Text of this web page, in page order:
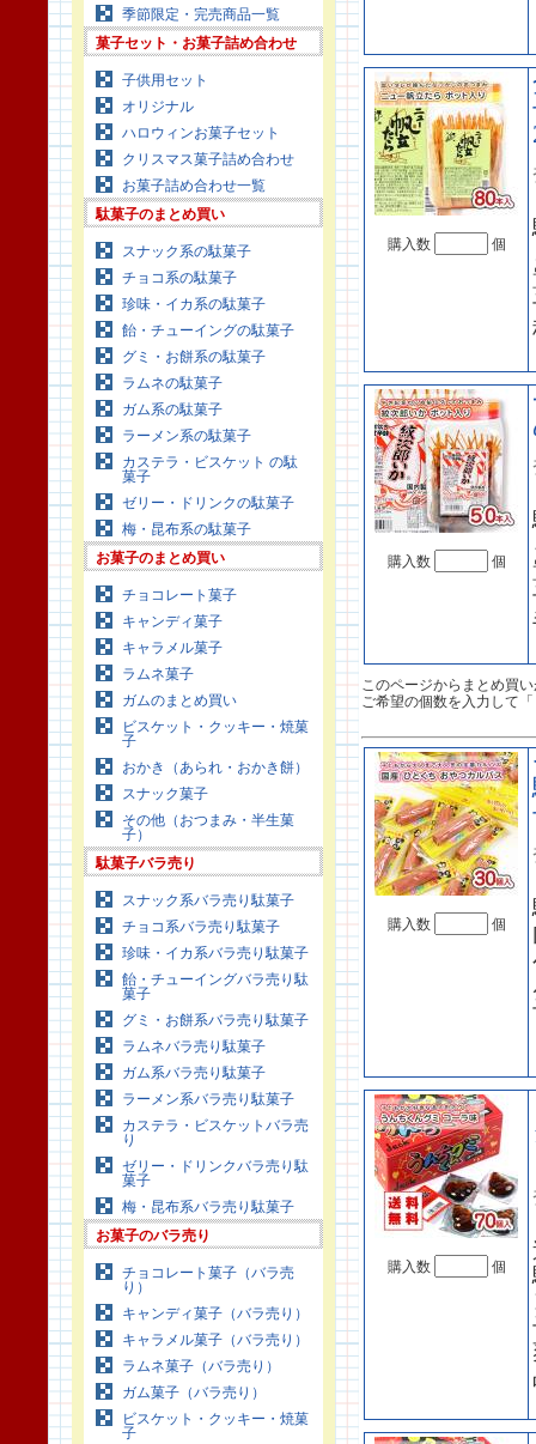
季節限定・完売商品一覧
菓子セット・お菓子詰め合わせ
子供用セット
オリジナル
ハロウィンお菓子セット
クリスマス菓子詰め合わせ
お菓子詰め合わせ一覧
駄菓子のまとめ買い
スナック系の駄菓子
チョコ系の駄菓子
珍味・イカ系の駄菓子
飴・チューイングの駄菓子
グミ・お餅系の駄菓子
ラムネの駄菓子
ガム系の駄菓子
ラーメン系の駄菓子
カステラ・ビスケット の駄
菓子
ゼリー・ドリンクの駄菓子
梅・昆布系の駄菓子
お菓子のまとめ買い
チョコレート菓子
キャンディ菓子
キャラメル菓子
ラムネ菓子
ガムのまとめ買い
ビスケット・クッキー・焼菓
子
おかき（あられ・おかき餅）
スナック菓子
その他（おつまみ・半生菓
子）
駄菓子バラ売り
スナック系バラ売り駄菓子
チョコ系バラ売り駄菓子
珍味・イカ系バラ売り駄菓子
飴・チューイングバラ売り駄
菓子
グミ・お餅系バラ売り駄菓子
ラムネバラ売り駄菓子
ガム系バラ売り駄菓子
ラーメン系バラ売り駄菓子
カステラ・ビスケットバラ売
り
ゼリー・ドリンクバラ売り駄
菓子
梅・昆布系バラ売り駄菓子
お菓子のバラ売り
チョコレート菓子（バラ売
り）
キャンディ菓子（バラ売り）
キャラメル菓子（バラ売り）
ラムネ菓子（バラ売り）
ガム菓子（バラ売り）
ビスケット・クッキー・焼菓
子
購入数 個
購入数 個
このページからまとめ買
ご希望の個数を入力して
購入数 個
購入数 個